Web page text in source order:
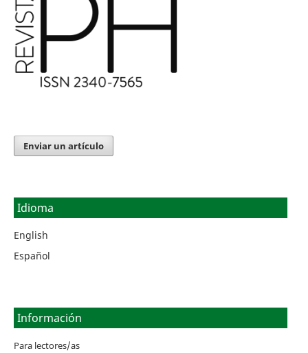
Enviar un artículo
Idioma
English
Español
Información
Para lectores/as